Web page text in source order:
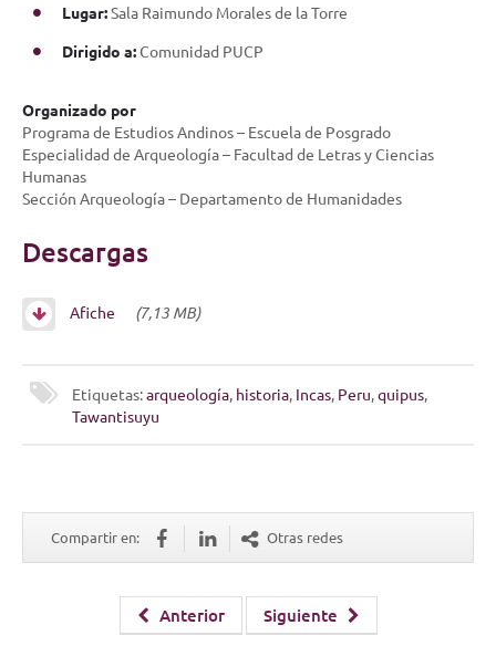
Lugar:Sala Raimundo Morales de la Torre
Dirigido a:Comunidad PUCP
Organizado por
Programa de Estudios Andinos – Escuela de Posgrado
Especialidad de Arqueología – Facultad de Letras y Ciencias
Humanas
Sección Arqueología – Departamento de Humanidades
Descargas
Afiche (7,13 MB)
Etiquetas:arqueología, historia, Incas, Peru,quipus,
Tawantisuyu
Compartir en: Otras redes
Anterior Siguiente